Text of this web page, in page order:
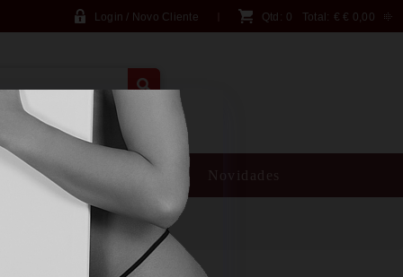
Login / Novo Cliente Qtd: 0 Total: € € 0,00
PESQUISA AVANÇADA
Brincadeiras Novidades